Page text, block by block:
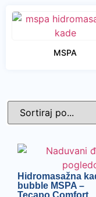
MSPA
Hidromasažna
bubble MSPA –
Tecapo Comfort